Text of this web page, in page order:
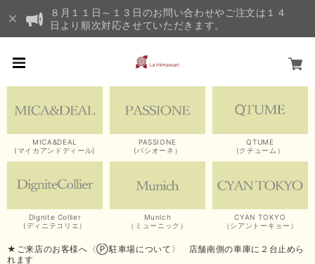
８月１１日～１３日のお問い合わせやご注文は１４
日より順次対応させていただきます。
MICA&DEAL
(マイカアンドディール)
PASSIONE
(パシオーネ）
QTUME
(クチューム）
Dignite Collier
(ディニテコリエ）
Munich
（ミューニック）
CYAN TOKYO
（シアントーキョー）
★ご来店のお客様へ〈Ⓟ駐車場について〉 店舗南側の車庫に２台止めら
れます